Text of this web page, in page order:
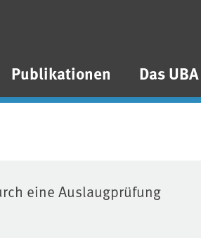
Publikationen Das UBA
eine Auslaugprüfung